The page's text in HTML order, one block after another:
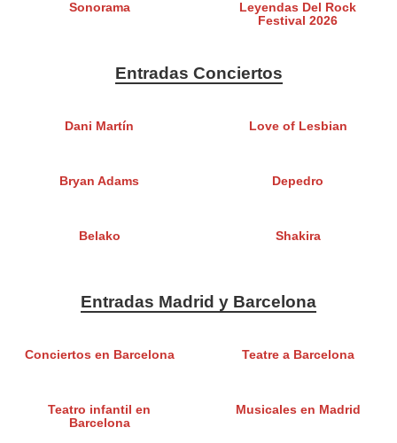
Sonorama
Leyendas Del Rock
Festival 2026
Entradas Conciertos
Dani Martín Love of Lesbian
Bryan Adams Depedro
Belako Shakira
Entradas Madrid y Barcelona
Conciertos en Barcelona Teatre a Barcelona
Teatro infantil en
Barcelona
Musicales en Madrid